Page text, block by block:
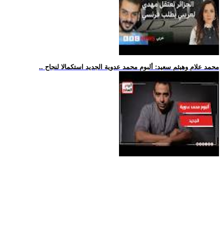
.. محمد علام وهيثم سعيد: ألبوم محمد عدوية الجديد استكمالا لنجاح